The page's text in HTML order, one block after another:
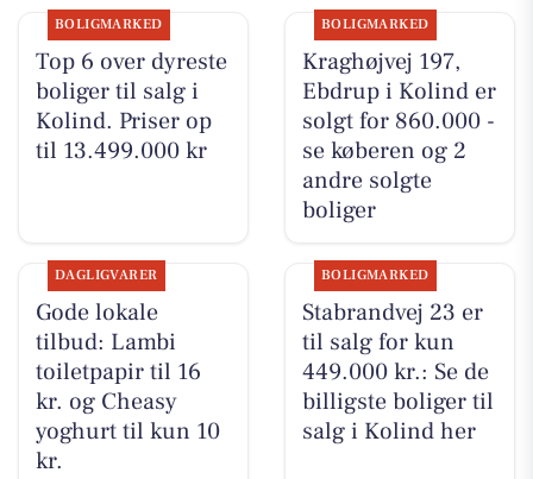
BOLIGMARKED
Top 6 over dyreste
boliger til salg i
Kolind. Priser op
til 13.499.000 kr
BOLIGMARKED
Kraghøjvej 197,
Ebdrup i Kolind er
solgt for 860.000 -
se køberen og 2
andre solgte
boliger
DAGLIGVARER
Gode lokale
tilbud: Lambi
toiletpapir til 16
kr. og Cheasy
yoghurt til kun 10
kr.
BOLIGMARKED
Stabrandvej 23 er
til salg for kun
449.000 kr.: Se de
billigste boliger til
salg i Kolind her